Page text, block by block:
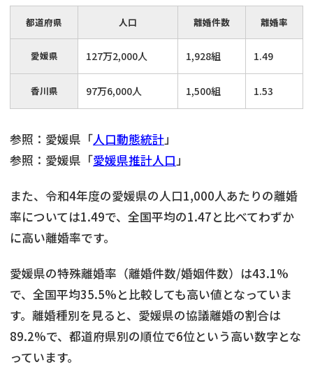
都道府県 人口 離婚件数 離婚率
愛媛県 127万2,000人 1,928組 1.49
香川県 97万6,000人 1,500組 1.53
参照：愛媛県「人口動態統計」
参照：愛媛県「愛媛県推計人口」
また、令和4年度の愛媛県の人口1,000人あたりの離婚
率については1.49で、全国平均の1.47と比べてわずか
に高い離婚率です。
愛媛県の特殊離婚率（離婚件数/婚姻件数）は43.1%
で、全国平均35.5%と比較しても高い値となっていま
す。離婚種別を見ると、愛媛県の協議離婚の割合は
89.2%で、都道府県別の順位で6位という高い数字とな
っています。